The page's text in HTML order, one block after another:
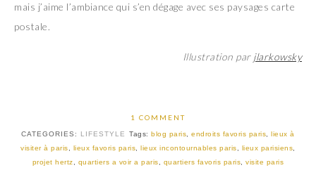
mais j’aime l’ambiance qui s’en dégage avec ses paysages carte
postale.
Illustration par jlarkowsky
1 COMMENT
CATEGORIES: LIFESTYLE Tags:blog paris ,endroits favoris paris ,lieux à
visiter à paris
lieux favoris paris ,lieux incontournables paris lieux parisiens
projet hertz
quartiers a voir a paris quartiers favoris paris ,visite paris